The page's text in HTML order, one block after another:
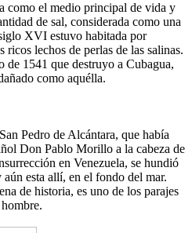
como el medio principal de vida y
de sal, considerada como una
XVI estuvo habitada por
lechos de perlas de las salinas.
de 1541 que destruyo a Cubagua,
como aquélla.
Pedro de Alcántara, que había
Don Pablo Morillo a la cabeza de
en Venezuela, se hundió
aún esta allí, en el fondo del mar.
de historia, es uno de los parajes